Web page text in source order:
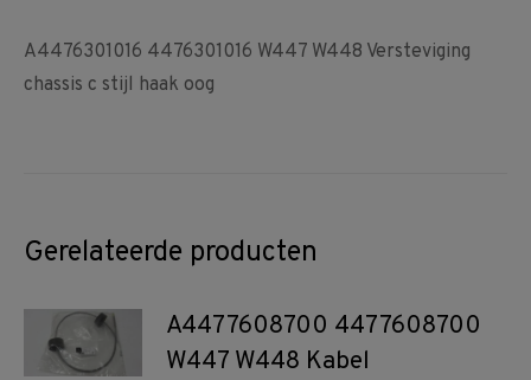
A4476301016 4476301016 W447 W448 Versteviging
chassis c stijl haak oog
Gerelateerde producten
A4477608700 4477608700
W447 W448 Kabel